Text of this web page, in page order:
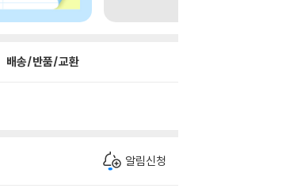
배송/반품/교환
알림신청